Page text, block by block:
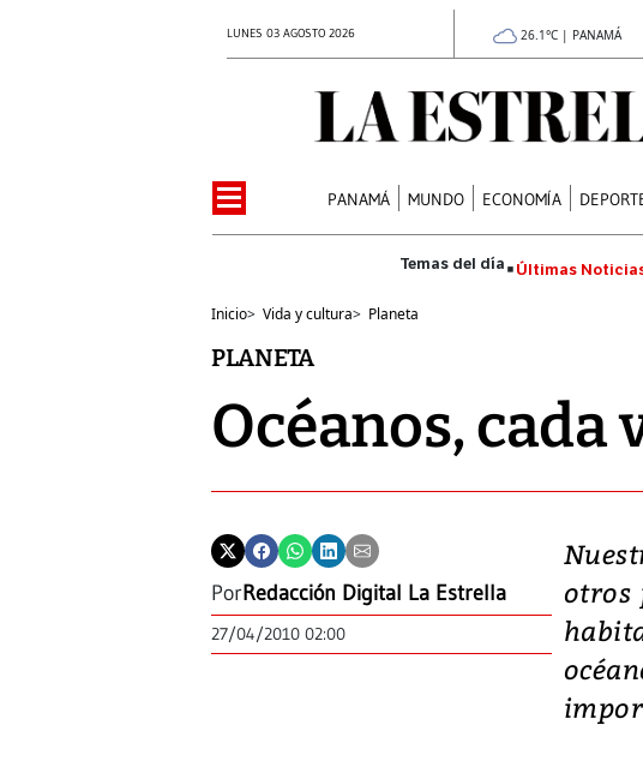
LUNES 03 AGOSTO 2026 26.1°C | PANAMÁ
PANAMÁ MUNDO ECONOMÍA
Últimas
Inicio> Vida y cultura> Planeta
PLANETA
Océanos, cada
PorRedacción Digital La Estrella
27/04/2010 02:00
otros